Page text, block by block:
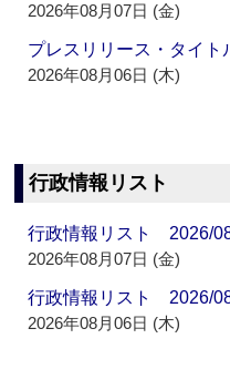
2026年08月07日 (金)
プレスリリース・タイ
2026年08月06日 (木)
行政情報リスト
行政情報リスト 2026/
2026年08月07日 (金)
行政情報リスト 2026/
2026年08月06日 (木)